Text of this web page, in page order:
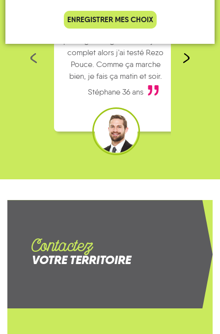
Je vais bosser en train, mais le
complet alors j’ai testé Rezo
Pouce. Comme ça marche
bien, je fais ça matin et soir.
Stéphane 36 ans
Contactez
VOTRE TERRITOIRE
ENREGISTRER MES CHOIX